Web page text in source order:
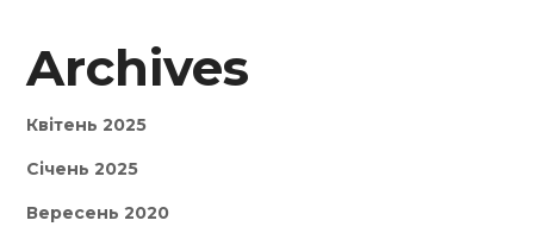
Archives
Квітень 2025
Січень 2025
Вересень 2020